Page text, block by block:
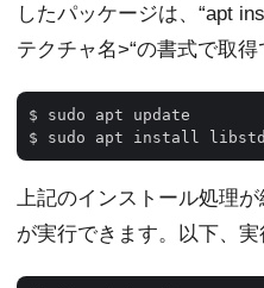
したパッケージは、“apt
テクチャ名>“の書式で取得
$ sudo apt update
上記のインストール処理
が実行できます。以下、実